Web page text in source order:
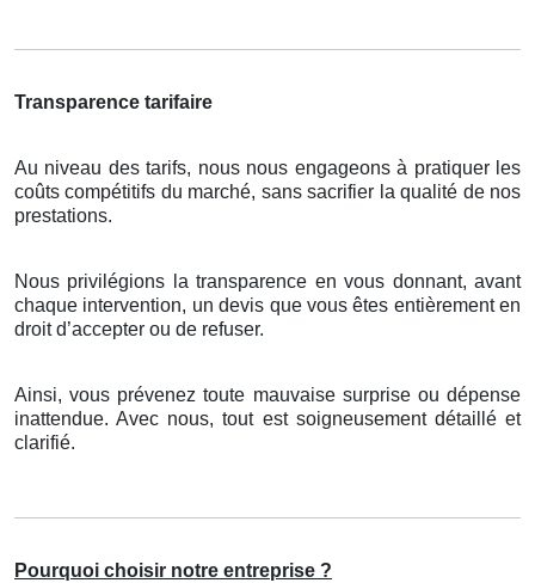
Transparence tarifaire
Au niveau des tarifs, nous nous engageons à pratiquer les
coûts compétitifs du marché, sans sacrifier la qualité de nos
prestations.
Nous privilégions la transparence en vous donnant, avant
chaque intervention, un devis que vous êtes entièrement en
droit d’accepter ou de refuser.
Ainsi, vous prévenez toute mauvaise surprise ou dépense
inattendue. Avec nous, tout est soigneusement détaillé et
clarifié.
Pourquoi choisir notre entreprise ?